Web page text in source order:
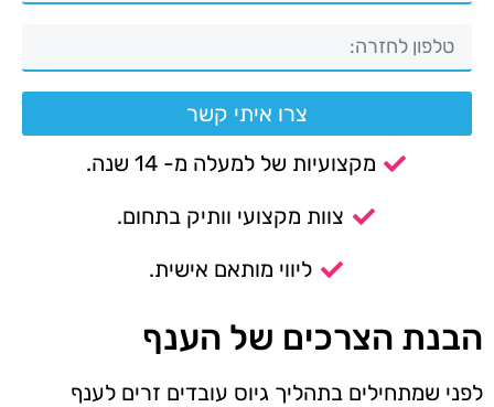
צרו איתי קשר
מקצועיות של למעלה מ- 14 שנה.
צוות מקצועי וותיק בתחום.
ליווי מותאם אישית.
הבנת הצרכים של הענף
לפני שמתחילים בתהליך גיוס עובדים זרים לענף